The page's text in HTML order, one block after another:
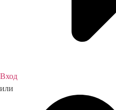
Вход
или